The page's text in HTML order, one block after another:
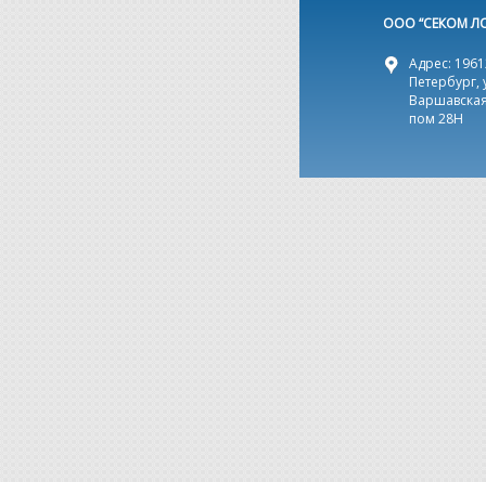
ООО “СЕКОМ
Адрес:
Петербург,
пом 28Н